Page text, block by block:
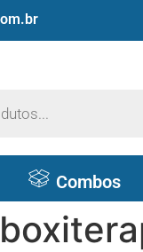
Combos